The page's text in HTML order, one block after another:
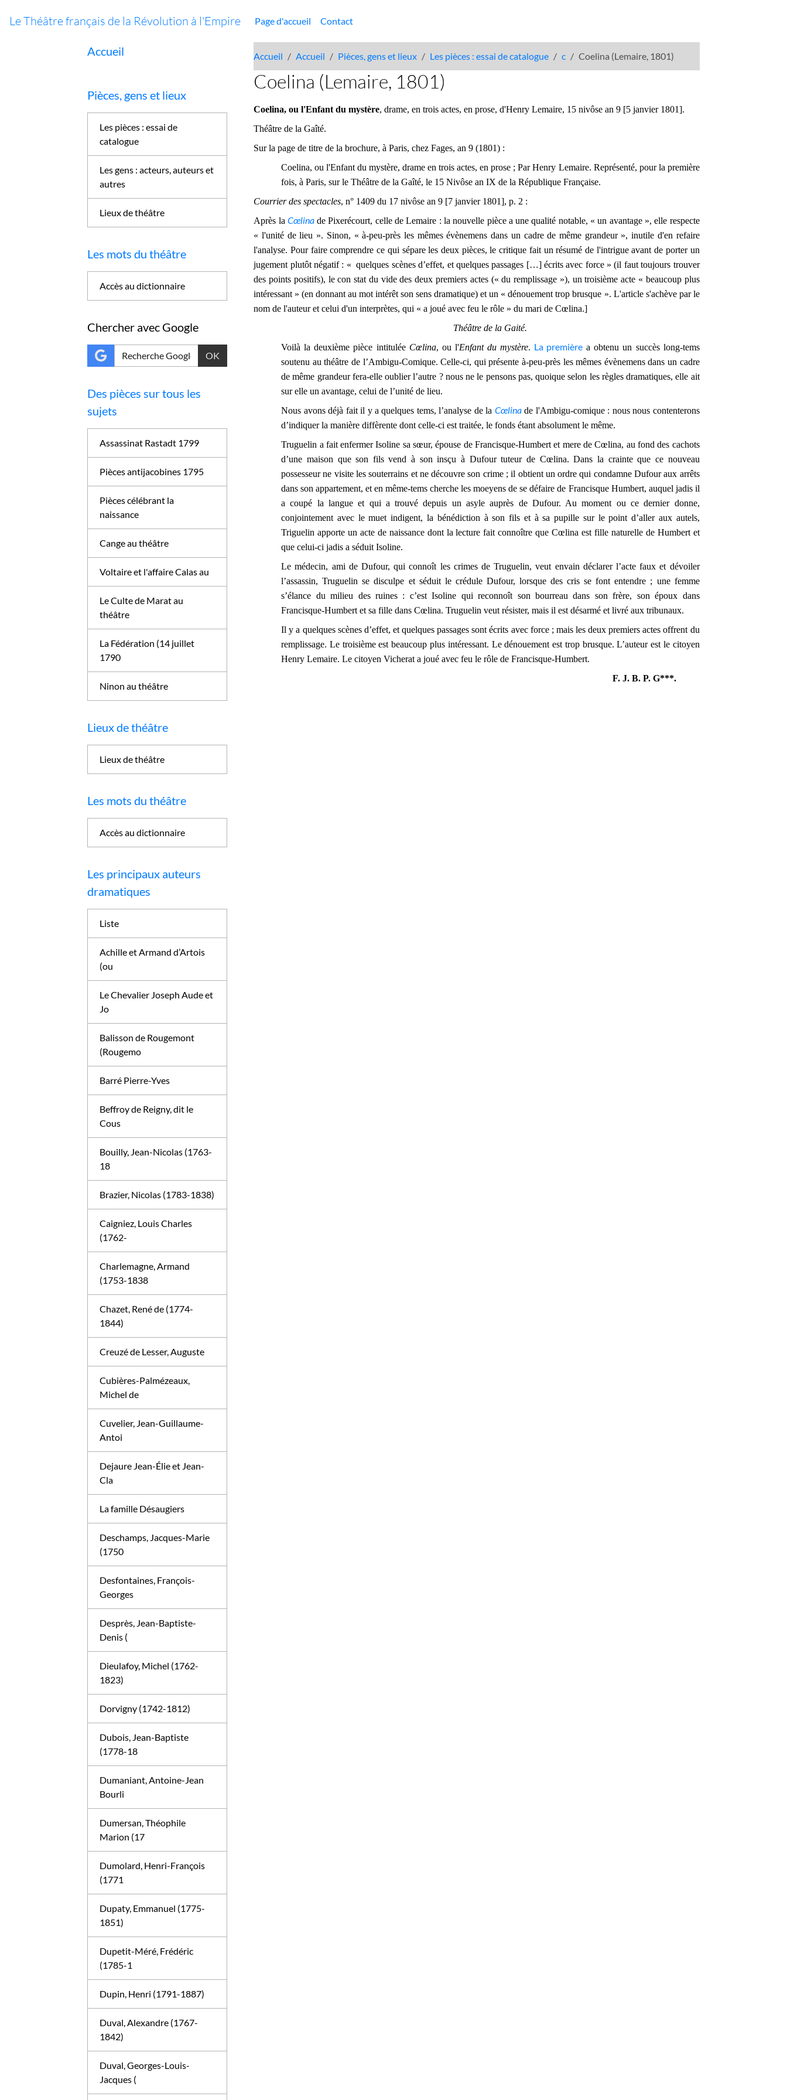
Le Théâtre français de la Révolution à l'Empire Page d'accueil Contact
Accueil Accueil Pièces, gens et lieux Les pièces : essai de catalogue c Coelina (Lemaire, 1801)
Coelina (Lemaire, 1801)
Coelina, ou l'Enfant du mystère, drame, en trois actes, en prose, d'Henry Lemaire, 15 nivôse an 9 [5 janvier 1801].
Théâtre de la Gaîté.
Sur la page de titre de la brochure, à Paris, chez Fages, an 9 (1801) :
Coelina, ou l'Enfant du mystère, drame en trois actes, en prose ; Par Henry Lemaire. Représenté, pour la première
fois, à Paris, sur le Théâtre de la Gaîté, le 15 Nivôse an IX de la République Française.
Courrier des spectacles, n° 1409 du 17 nivôse an 9 [7 janvier 1801], p. 2 :
Après la Cœlina de Pixerécourt, celle de Lemaire : la nouvelle pièce a une qualité notable, « un avantage », elle respecte
« l'unité de lieu ». Sinon, « à-peu-près les mêmes évènemens dans un cadre de même grandeur », inutile d'en refaire
l'analyse. Pour faire comprendre ce qui sépare les deux pièces, le critique fait un résumé de l'intrigue avant de porter un
jugement plutôt négatif : « quelques scènes d’effet, et quelques passages […] écrits avec force » (il faut toujours trouver
des points positifs), le con stat du vide des deux premiers actes (« du remplissage »), un troisième acte « beaucoup plus
intéressant » (en donnant au mot intérêt son sens dramatique) et un « dénouement trop brusque ». L'article s'achève par le
nom de l'auteur et celui d'un interprètes, qui « a joué avec feu le rôle » du mari de Cœlina.]
Théâtre de la Gaité.
Voilà la deuxième pièce intitulée Cœlina, ou l'Enfant du mystère. La première a obtenu un succès long-tems
soutenu au théâtre de l’Ambigu-Comique. Celle-ci, qui présente à-peu-près les mêmes évènemens dans un cadre
de même grandeur fera-elle oublier l’autre ? nous ne le pensons pas, quoique selon les règles dramatiques, elle ait
sur elle un avantage, celui de l’unité de lieu.
Nous avons déjà fait il y a quelques tems, l’analyse de la Cœlinade l'Ambigu-comique : nous nous contenterons
d’indiquer la manière diffèrente dont celle-ci est traitée, le fonds étant absolument le même.
Truguelin a fait enfermer Isoline sa sœur, épouse de Francisque-Humbert et mere de Cœlina, au fond des cachots
d’une maison que son fils vend à son insçu à Dufour tuteur de Cœlina. Dans la crainte que ce nouveau
possesseur ne visite les souterrains et ne découvre son crime ; il obtient un ordre qui condamne Dufour aux arrêts
dans son appartement, et en même-tems cherche les moeyens de se défaire de Francisque Humbert, auquel jadis il
a coupé la langue et qui a trouvé depuis un asyle auprès de Dufour. Au moment ou ce dernier donne,
conjointement avec le muet indigent, la bénédiction à son fils et à sa pupille sur le point d’aller aux autels,
Triguelin apporte un acte de naissance dont la lecture fait connoître que Cœlina est fille naturelle de Humbert et
que celui-ci jadis a séduit Isoline.
Le médecin, ami de Dufour, qui connoît les crimes de Truguelin, veut envain déclarer l’acte faux et dévoiler
l’assassin, Truguelin se disculpe et séduit le crédule Dufour, lorsque des cris se font entendre ; une femme
s’élance du milieu des ruines : c’est Isoline qui reconnoît son bourreau dans son frère, son époux dans
Francisque-Humbert et sa fille dans Cœlina. Truguelin veut résister, mais il est désarmé et livré aux tribunaux.
Il y a quelques scènes d’effet, et quelques passages sont écrits avec force ; mais les deux premiers actes offrent du
remplissage. Le troisième est beaucoup plus intéressant. Le dénouement est trop brusque. L’auteur est le citoyen
Henry Lemaire. Le citoyen Vicherat a joué avec feu le rôle de Francisque-Humbert.
F. J. B. P. G***.
Accueil
Pièces, gens et lieux
Les pièces : essai de
catalogue
Les gens : acteurs, auteurs et
autres
Lieux de théâtre
Les mots du théâtre
Accès au dictionnaire
Chercher avec Google
OK
Des pièces sur tous les
sujets
Assassinat Rastadt 1799
Pièces antijacobines 1795
Pièces célébrant la
naissance
Cange au théâtre
Voltaire et l'affaire Calas au
Le Culte de Marat au
théâtre
La Fédération (14 juillet
1790
Ninon au théâtre
Lieux de théâtre
Lieux de théâtre
Les mots du théâtre
Accès au dictionnaire
Les principaux auteurs
dramatiques
Liste
Achille et Armand d’Artois
(ou
Le Chevalier Joseph Aude et
Jo
Balisson de Rougemont
(Rougemo
Barré Pierre-Yves
Beffroy de Reigny, dit le
Cous
Bouilly, Jean-Nicolas (1763-
18
Brazier, Nicolas (1783-1838)
Caigniez, Louis Charles
(1762-
Charlemagne, Armand
(1753-1838
Chazet, René de (1774-
1844)
Creuzé de Lesser, Auguste
Cubières-Palmézeaux,
Michel de
Cuvelier, Jean-Guillaume-
Antoi
Dejaure Jean-Élie et Jean-
Cla
La famille Désaugiers
Deschamps, Jacques-Marie
(1750
Desfontaines, François-
Georges
Desprès, Jean-Baptiste-
Denis (
Dieulafoy, Michel (1762-
1823)
Dorvigny (1742-1812)
Dubois, Jean-Baptiste
(1778-18
Dumaniant, Antoine-Jean
Bourli
Dumersan, Théophile
Marion (17
Dumolard, Henri-François
(1771
Dupaty, Emmanuel (1775-
1851)
Dupetit-Méré, Frédéric
(1785-1
Dupin, Henri (1791-1887)
Duval, Alexandre (1767-
1842)
Duval, Georges-Louis-
Jacques (